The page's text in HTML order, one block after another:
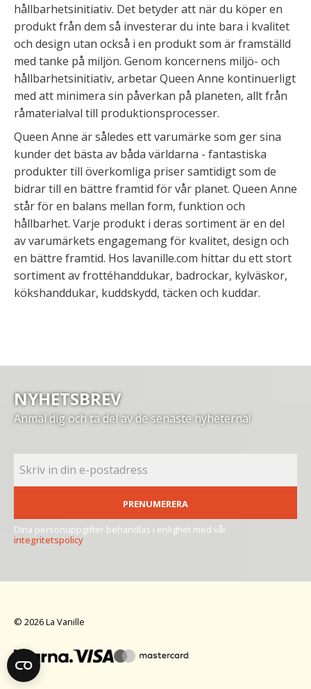
hållbarhetsinitiativ. Det betyder att när du köper en
produkt från dem så investerar du inte bara i kvalitet
och design utan också i en produkt som är framställd
med tanke på miljön. Genom koncernens miljö- och
hållbarhetsinitiativ, arbetar Queen Anne kontinuerligt
med att minimera sin påverkan på planeten, allt från
råmaterialval till produktionsprocesser.
Queen Anne är således ett varumärke som ger sina
kunder det bästa av båda världarna - fantastiska
produkter till överkomliga priser samtidigt som de
bidrar till en bättre framtid för vår planet. Queen Anne
står för en balans mellan form, funktion och
hållbarhet. Varje produkt i deras sortiment är en del
av varumärkets engagemang för kvalitet, design och
en bättre framtid. Hos lavanille.com hittar du ett stort
sortiment av frottéhanddukar, badrockar, kylväskor,
kökshanddukar, kuddskydd, täcken och kuddar.
NYHETSBREV
Anmäl dig och ta del av de senaste nyheterna!
PRENUMERERA
Dina personuppgifter behandlas i enlighet med vår
integritetspolicy.
© 2026 La Vanille